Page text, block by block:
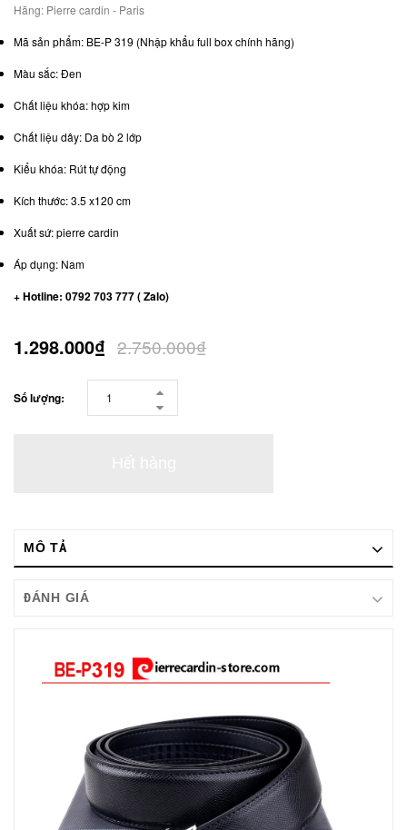
Hãng: Pierre cardin - Paris
Mã sản phẩm: BE-P 319 (Nhập khẩu full box chính hãng)
Màu sắc: Đen
Chất liệu khóa: hợp kim
Chất liệu dây: Da bò 2 lớp
Kiểu khóa: Rút tự động
Kích thước: 3.5 x120 cm
Xuất sứ: pierre cardin
Áp dụng: Nam
+ Hotline: 0792 703 777 ( Zalo)
1.298.000₫ 2.750.000₫
Số lượng:
MÔ TẢ
ĐÁNH GIÁ